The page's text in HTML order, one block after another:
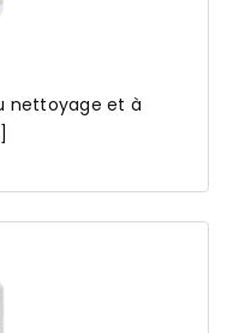
nettoyage et à